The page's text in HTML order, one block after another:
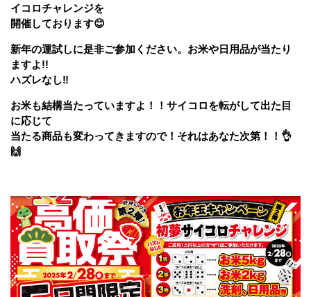
イコロチャレンジを
開催しております😊
新年の運試しに是非ご参加ください。お米や日用品が当たり
ますよ!!
ハズレなし‼
お米も結構当たっていますよ！！サイコロを転がして出た目
に応じて
当たる商品も変わってきますので！それはあなた次第！！👌
🙌